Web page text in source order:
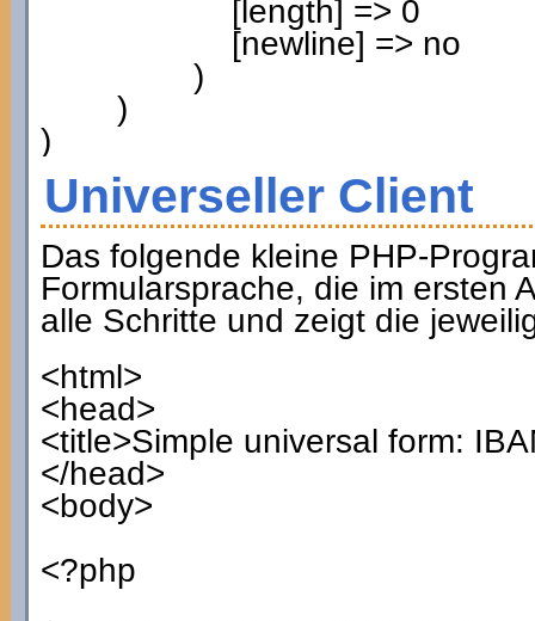
[length] => 0
[newline] => no
)
)
)
Universeller Client
Das folgende kleine PHP-
Formularsprache, die im ersten
alle Schritte und zeigt die
<html>
<head>
<title>Simple universal form:
</head>
<body>
<?php